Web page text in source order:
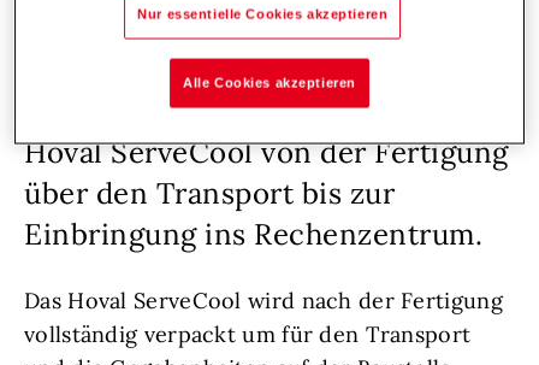
Christian Richter,
Segmentmanager Rechenzentren
bei Hoval, zeigt den Weg vom
Hoval ServeCool von der Fertigung
über den Transport bis zur
Einbringung ins Rechenzentrum.
Das Hoval ServeCool wird nach der Fertigung
vollständig verpackt um für den Transport
Nur essentielle Cookies akzeptieren
Alle Cookies akzeptieren